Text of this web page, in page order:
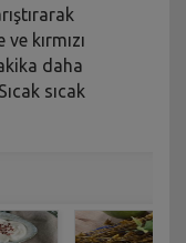
kırmızı
daha
sıcak